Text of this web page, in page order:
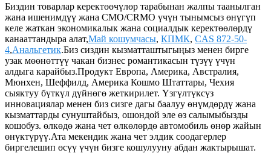
Биздин товарлар керектөөчүлөр тарабынан жалпы таанылган
жана ишенимдүү жана CMO/CRMO үчүн тынымсыз өнүгүп
келе жаткан экономикалык жана социалдык керектөөлөрдү
канааттандыра алат,Май кошумчасы, КПМК, CAS 872-50-
4,Анальгетик.Биз сиздин кызматташтыгыңыз менен бирге
узак мөөнөттүү чакан бизнес романтикасын түзүү үчүн
алдыга карайбыз.Продукт Европа, Америка, Австралия,
Мюнхен, Шеффилд, Америка Кошмо Штаттары, Чехия
сыяктуу бүткүл дүйнөгө жеткирилет. Үзгүлтүксүз
инновациялар менен биз сизге дагы баалуу өнүмдөрдү жана
кызматтарды сунуштайбыз, ошондой эле өз салымыбызды
кошобуз. өлкөдө жана чет өлкөлөрдө автомобиль өнөр жайын
өнүктүрүү.Ата мекендик жана чет элдик соодагерлер
биргелешип өсүү үчүн бизге кошулууну абдан жактырышат.